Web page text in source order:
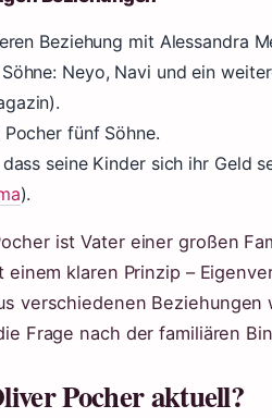
Beziehung mit Alessandra
Neyo, Navi und ein
fünf Söhne.
seine Kinder sich ihr Geld
).
ist Vater einer großen
einem klaren Prinzip –
verschiedenen Beziehungen
Frage nach der familiären
Pocher aktuell?